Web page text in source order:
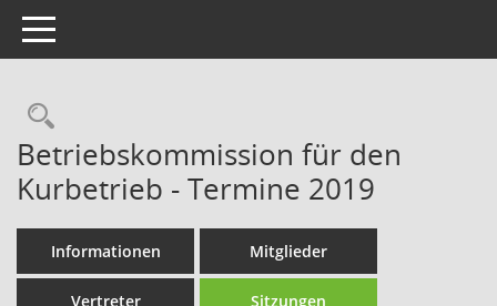
Toggle navigation
Rechercheauswahl
Betriebskommission für den
Kurbetrieb - Termine 2019
Informationen Mitglieder
Vertreter Sitzungen